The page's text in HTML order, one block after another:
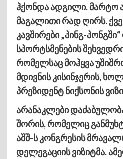
ჰქონდა ადგილი. მარტო
მაგალითი რად ღირს.
კავშირები „პინგ-
სპორტსმენების
რომელსაც მოჰყვა
მდივნის კისინჯერის,
პრეზიდენტ ნიქსონის
არანაკლები
შორის, რომელიც
აშშ-ს კონგრესის
დელეგაციის ვიზიტმა.